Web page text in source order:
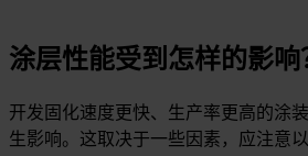
涂层性能受到怎样的影响
开发固化速度更快、生产率更高的涂
生影响。这取决于一些因素，应注意以